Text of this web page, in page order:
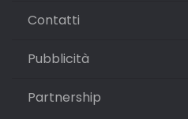
Contatti
Pubblicità
Partnership